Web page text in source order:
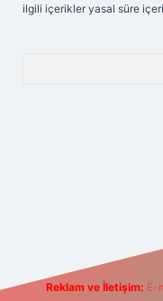
ilgili içerikler yasal süre
Reklam ve İletişim: E-